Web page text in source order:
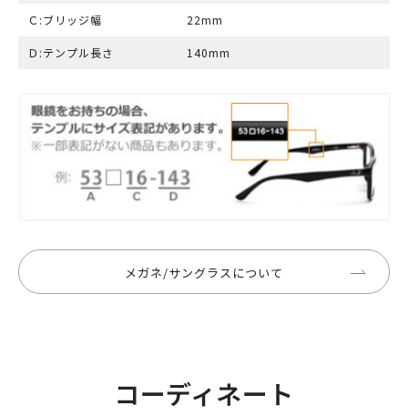
Ｃ:ブリッジ幅 22mm
Ｄ:テンプル長さ 140mm
メガネ/サングラスについて
コーディネート